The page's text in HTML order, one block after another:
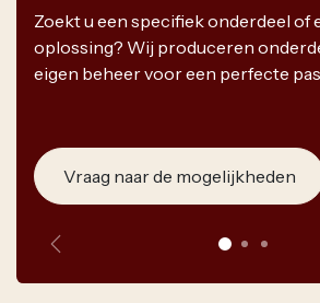
Zoekt u een specifiek onderdeel of
oplossing? Wij produceren
eigen beheer voor een perfecte
Vraag naar de mogelijkheden
Vorige